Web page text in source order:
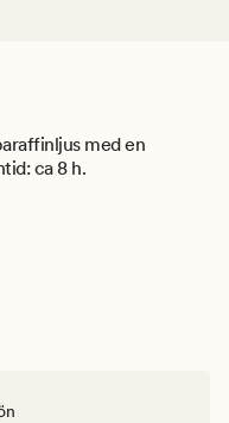
med en
ca 8 h.